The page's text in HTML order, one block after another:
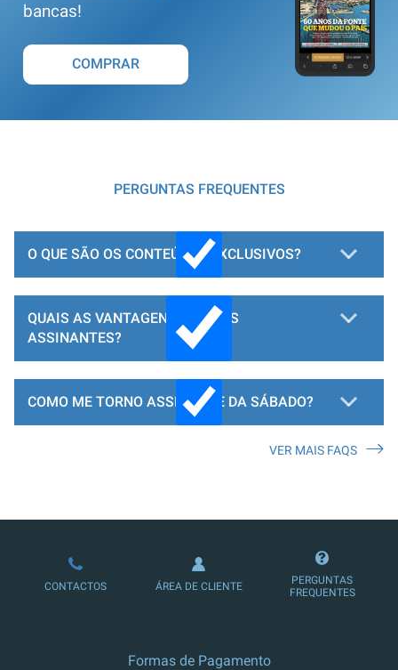
bancas!
COMPRAR
PERGUNTAS FREQUENTES
O QUE SÃO OS CONTEÚDOS EXCLUSIVOS?
QUAIS AS VANTAGENS PARA OS
ASSINANTES?
COMO ME TORNO ASSINANTE DA SÁBADO?
LOJA DE ASSINATURAS
VER MAIS FAQS
CONTACTOS ÁREA DE CLIENTE
PERGUNTAS
FREQUENTES
Formas de Pagamento